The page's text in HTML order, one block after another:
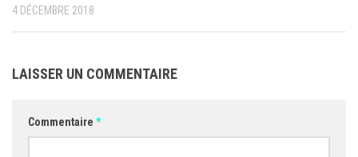
4 DÉCEMBRE 2018
LAISSER UN COMMENTAIRE
Commentaire *